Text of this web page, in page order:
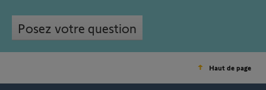
Posez votre question
Haut de page